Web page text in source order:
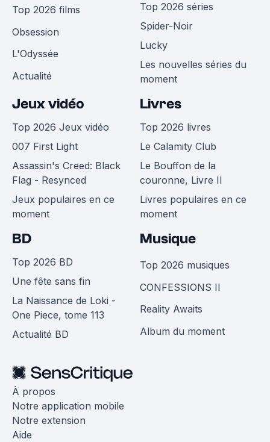
Top 2026 films
Obsession
L'Odyssée
Actualité
Top 2026 séries
Spider-Noir
Lucky
Les nouvelles séries du
moment
Jeux vidéo
Top 2026 Jeux vidéo
007 First Light
Assassin's Creed: Black
Flag - Resynced
Jeux populaires en ce
moment
Livres
Top 2026 livres
Le Calamity Club
Le Bouffon de la
couronne, Livre II
Livres populaires en ce
moment
BD
Top 2026 BD
Une fête sans fin
La Naissance de Loki -
One Piece, tome 113
Actualité BD
Musique
Top 2026 musiques
CONFESSIONS II
Reality Awaits
Album du moment
À propos
Notre application mobile
Notre extension
Aide